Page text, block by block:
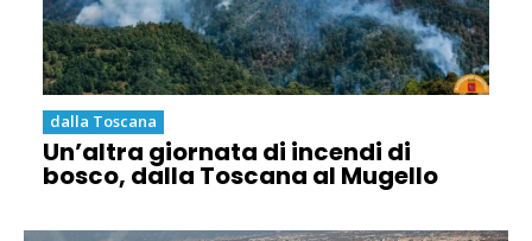
dalla Toscana
Un’altra giornata di incendi di
bosco, dalla Toscana al Mugello